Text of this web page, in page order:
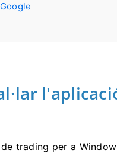
trading per a